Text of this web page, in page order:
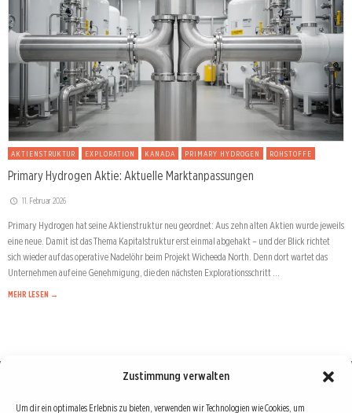
Zustimmung verwalten
Um dir ein optimales Erlebnis zu bieten, verwenden wir Technologien wie Cookies, um
Siemens Energy Aktie: Nächste Kursetappe nach Rekordquartal
AKTIENSTRUKTUR EXPLORATION KANADA PRIMARY HYDROGEN ROHSTOFFE
Primary Hydrogen Aktie: Aktuelle Marktanpassungen
11. Februar 2026
Primary Hydrogen hat seine Aktienstruktur neu geordnet: Aus zehn alten Aktien wurde jeweils
eine neue. Damit ist das Thema Kapitalstruktur erst einmal abgehakt – und der Blick richtet
sich wieder auf das operative Nadelöhr beim Projekt Wicheeda North. Denn dort wartet das
Unternehmen auf eine Genehmigung, die den nächsten Explorationsschritt …
MEHR LESEN →
Börse : lokal, international, global